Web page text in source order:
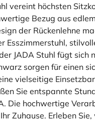
vereint höchsten
Bezug aus
der Rückenlehne
Esszimmerstuhl,
JADA Stuhl fügt
sorgen für einen
vielseitige
Sie entspannte
Die hochwertige
Zuhause. Erleben